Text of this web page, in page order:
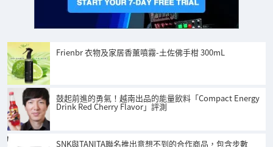
Frienbr 衣物及家居香薰噴霧-土佐佛手柑 300mL
鼓起前進的勇氣！越南出品的能量飲料「Compact Energy
Drink Red Cherry Flavor」評測
SNK與TANITA聯名推出意想不到的合作商品，包含步數